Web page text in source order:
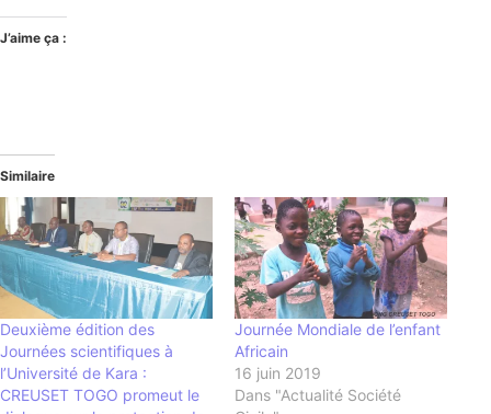
J’aime ça :
Similaire
Deuxième édition des
Journées scientifiques à
l’Université de Kara :
CREUSET TOGO promeut le
Journée Mondiale de l’enfant
Africain
16 juin 2019
Dans "Actualité Société